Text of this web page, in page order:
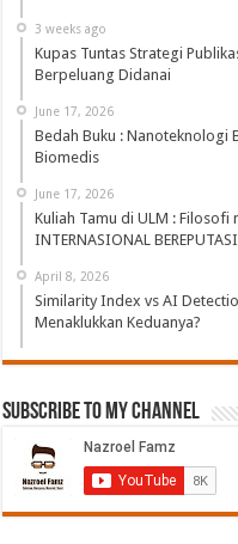
3 weeks ago
Kupas Tuntas Strategi
Berpeluang Didanai
June 17, 2026
Bedah Buku : Nanoteknologi
Biomedis
June 17, 2026
Kuliah Tamu di ULM : Filosofi
INTERNASIONAL BEREPUTASI
April 8, 2026
Similarity Index vs AI
Menaklukkan Keduanya?
Subscribe to My Channel